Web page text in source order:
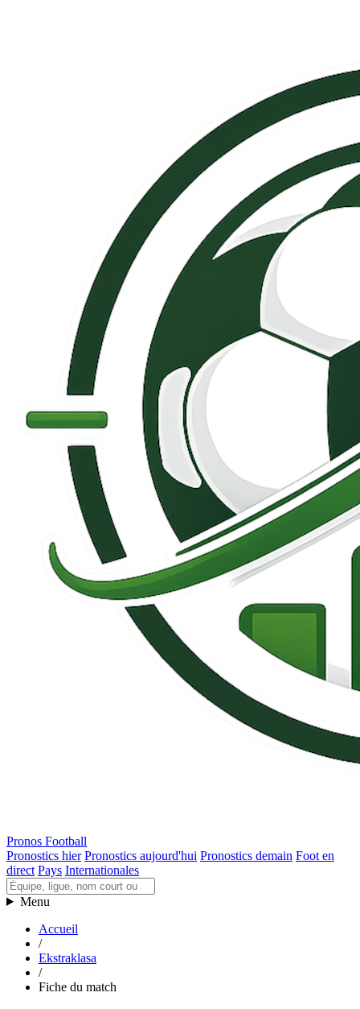
Pronos Football
Pronostics hier Pronostics aujourd'hui Pronostics demain Foot en
direct Pays Internationales
Menu
Accueil
/
Ekstraklasa
/
Fiche du match